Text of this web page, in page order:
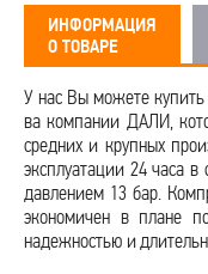
ИНФОРМАЦИЯ
О ТОВАРЕ
У нас Вы можете
ва компании ДАЛИ,
средних и крупных
эксплуатации 24 часа
давлением 13 бар.
экономичен в плане
надежностью и